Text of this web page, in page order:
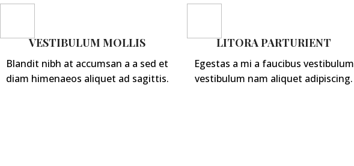
VESTIBULUM MOLLIS
Blandit nibh at accumsan a a sed et
diam himenaeos aliquet ad sagittis.
LITORA PARTURIENT
Egestas a mi a faucibus vestibulum
vestibulum nam aliquet adipiscing.